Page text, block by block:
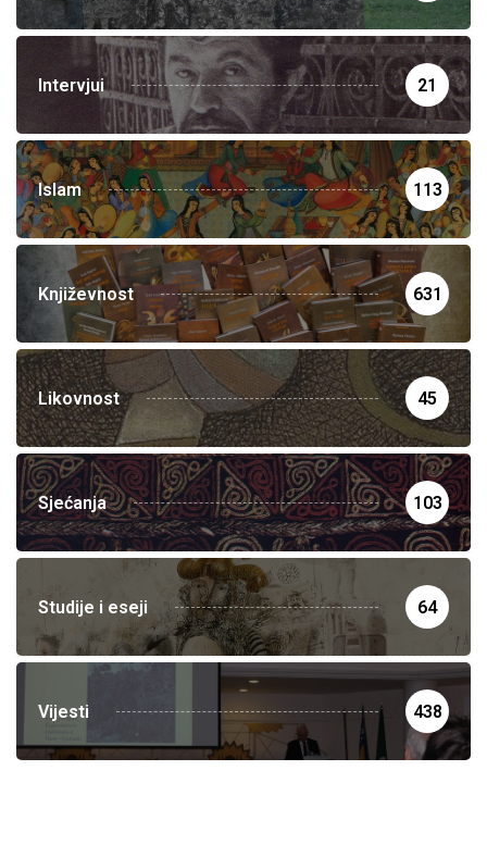
Intervjui 21
Islam 113
Književnost 631
Likovnost 45
Sjećanja 103
Studije i eseji 64
Vijesti 438